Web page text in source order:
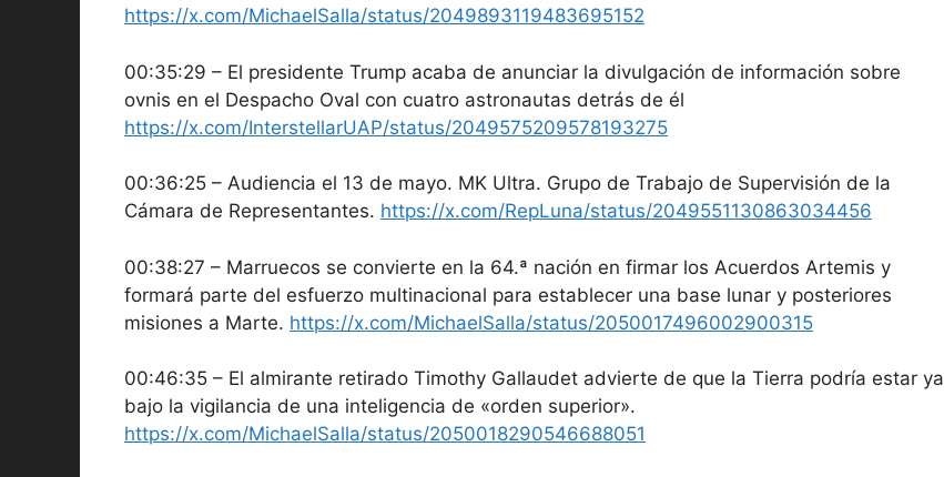
https://x.com/MichaelSalla/status/2049893119483695152
00:35:29 – El presidente Trump acaba de anunciar la divulgación de información sobre
ovnis en el Despacho Oval con cuatro astronautas detrás de él
https://x.com/InterstellarUAP/status/2049575209578193275
00:36:25 – Audiencia el 13 de mayo. MK Ultra. Grupo de Trabajo de Supervisión de la
Cámara de Representantes. https://x.com/RepLuna/status/2049551130863034456
00:38:27 – Marruecos se convierte en la 64.ª nación en firmar los Acuerdos Artemis y
formará parte del esfuerzo multinacional para establecer una base lunar y posteriores
misiones a Marte. https://x.com/MichaelSalla/status/2050017496002900315
00:46:35 – El almirante retirado Timothy Gallaudet advierte de que la Tierra podría estar ya
bajo la vigilancia de una inteligencia de «orden superior».
https://x.com/MichaelSalla/status/2050018290546688051